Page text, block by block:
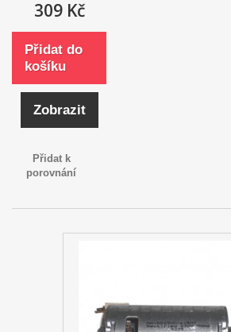
309 Kč
Přidat do
košíku
Zobrazit
Přidat k
porovnání